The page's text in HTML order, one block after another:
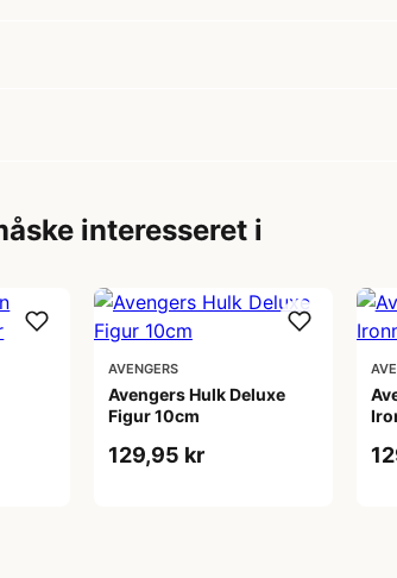
interesseret i
AVENGERS
Avengers Hulk Deluxe
Figur 10cm
129,95 kr